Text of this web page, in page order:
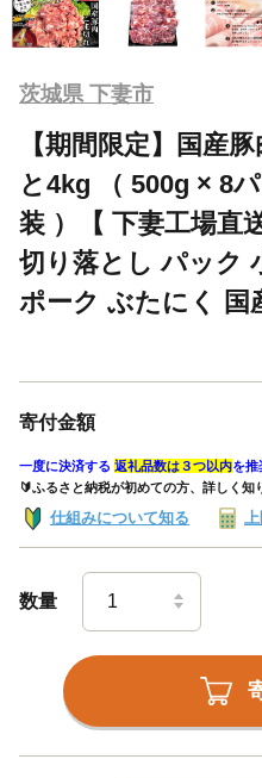
茨城県 下妻市
【期間限定】国産
と4kg （ 500g × 8
装 ）【 下妻工場直
切り落とし パック
ポーク ぶたにく 国
寄付金額
一度に決済する 返礼品数は３つ以内を推
🔰ふるさと納税が初めての方、詳しく知
仕組みについて知る
数量